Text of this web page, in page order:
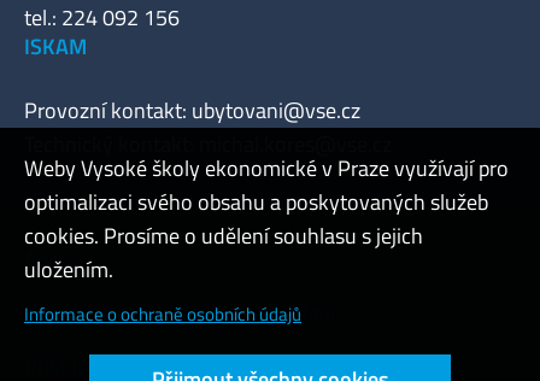
tel.: 224 092 156
ISKAM
Provozní kontakt: ubytovani@vse.cz
Admin
Cookies a ochrana osobních údajů
Přístupnost webu
Weby Vysoké školy ekonomické v Praze využívají pro
optimalizaci svého obsahu a poskytovaných služeb
cookies. Prosíme o udělení souhlasu s jejich
uložením.
Informace o ochraně osobních údajů